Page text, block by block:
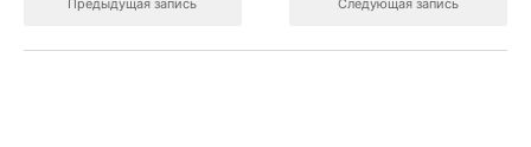
Следующая запись